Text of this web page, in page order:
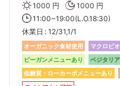
1000 円
1000 円
11:00~19:00(L.O.18:30)
休業日
12/31,1/1
オーガニック食材使用
マクロビ
ビーガンメニューあり
ベジタリ
低糖質・ローカーボメニューあり